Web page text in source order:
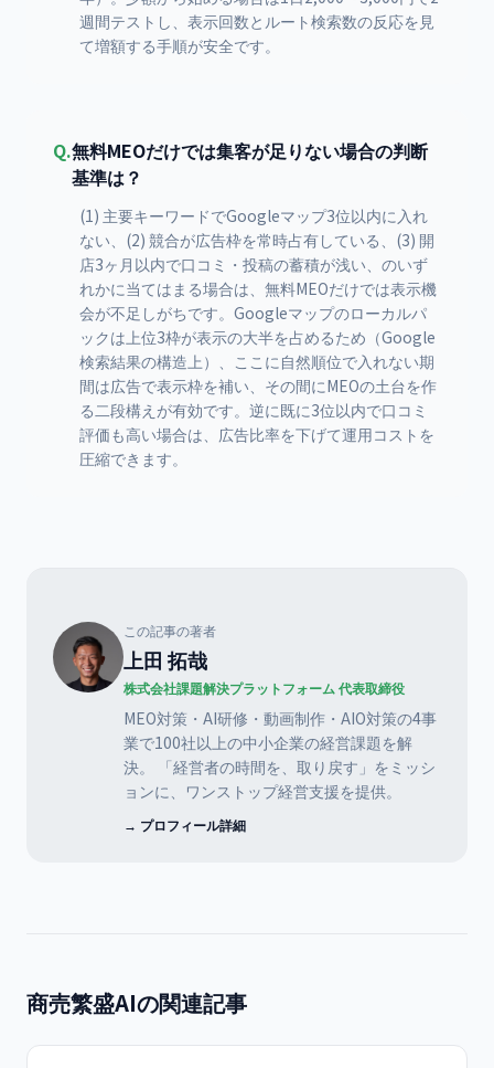
週間テストし、表示回数とルート検索数の反応を見
て増額する手順が安全です。
Q.無料MEOだけでは集客が足りない場合の判断
基準は？
(1) 主要キーワードでGoogleマップ3位以内に入れ
ない、(2) 競合が広告枠を常時占有している、(3) 開
店3ヶ月以内で口コミ・投稿の蓄積が浅い、のいず
れかに当てはまる場合は、無料MEOだけでは表示機
会が不足しがちです。Googleマップのローカルパ
ックは上位3枠が表示の大半を占めるため（Google
検索結果の構造上）、ここに自然順位で入れない期
間は広告で表示枠を補い、その間にMEOの土台を作
る二段構えが有効です。逆に既に3位以内で口コミ
評価も高い場合は、広告比率を下げて運用コストを
圧縮できます。
この記事の著者
上田 拓哉
株式会社課題解決プラットフォーム 代表取締役
MEO対策・AI研修・動画制作・AIO対策の4事
業で100社以上の中小企業の経営課題を解
決。 「経営者の時間を、取り戻す」をミッシ
ョンに、ワンストップ経営支援を提供。
→ プロフィール詳細
商売繁盛AIの関連記事